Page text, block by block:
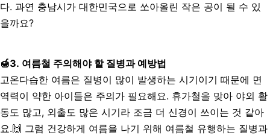
다. 과연 충남시가 대한민국으로 쏘아올린 작은 공이 될 수 있
을까요?
🍯3. 여름철 주의해야 할 질병과 예방법
고온다습한 여름은 질병이 많이 발생하는 시기이기 때문에 면
역력이 약한 아이들은 주의가 필요해요. 휴가철을 맞아 야외 활
동도 많고, 외출도 많은 시기라 조금 더 신경이 쓰이는 것 같아
요.🙌 그럼 건강하게 여름을 나기 위해 여름철 유행하는 질병과